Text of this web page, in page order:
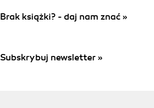
Brak książki? - daj nam znać »
Subskrybuj newsletter »